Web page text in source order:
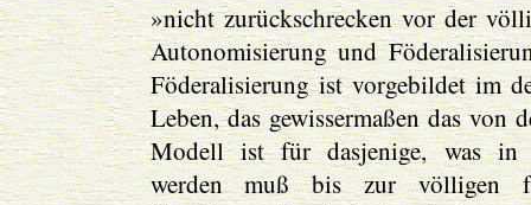
»nicht zurückschrecken vor der
Autonomisierung und
Föderalisierung ist vorgebildet im
Leben, das gewissermaßen das von
Modell ist für dasjenige, was in
werden muß bis zur völligen